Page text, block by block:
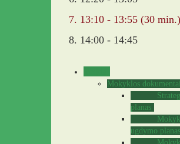
7. 13:10 - 13:55 (30 min.)
8. 14:00 - 14:45
Mokyklos dokumentai
planas
ugdymo planas